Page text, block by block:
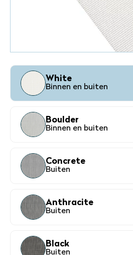
White
Binnen en buiten
Boulder
Binnen en buiten
Concrete
Buiten
Anthracite
Buiten
Black
Buiten